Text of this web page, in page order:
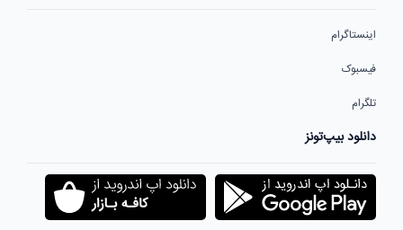
اینستاگرام
فیسبوک
تلگرام
دانلود بیپ‌تونز